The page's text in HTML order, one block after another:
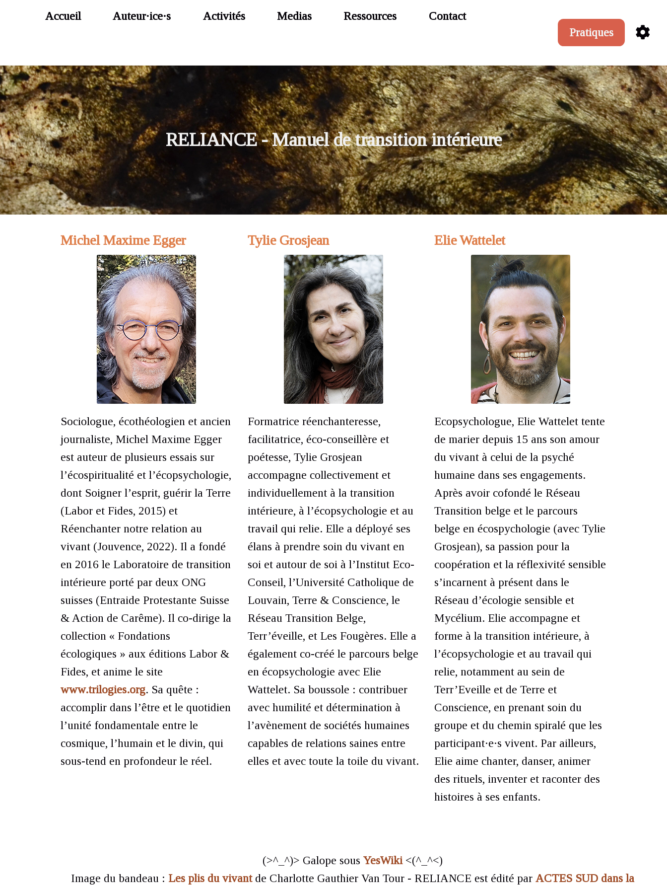
Aller au contenu principal
Accueil Auteur·ice·s Activités Medias Ressources
Contact
Pratiques
RELIANCE- Manuel de transition intérieure
Michel Maxime Egger
Sociologue, écothéologien et ancien
journaliste, Michel Maxime Egger
est auteur de plusieurs essais sur
l’écospiritualité et l’écopsychologie,
dont Soigner l’esprit, guérir la Terre
(Labor et Fides, 2015) et
Réenchanter notre relation au
vivant (Jouvence, 2022). Il a fondé
en 2016 le Laboratoire de transition
intérieure porté par deux ONG
suisses (Entraide Protestante Suisse
& Action de Carême). Il co-dirige la
collection « Fondations
écologiques » aux éditions Labor &
Fides, et anime le site
www.trilogies.org. Sa quête :
accomplir dans l’être et le quotidien
l’unité fondamentale entre le
cosmique, l’humain et le divin, qui
sous-tend en profondeur le réel.
Tylie Grosjean
Formatrice réenchanteresse,
facilitatrice, éco-conseillère et
poétesse, Tylie Grosjean
accompagne collectivement et
individuellement à la transition
intérieure, à l’écopsychologie et au
travail qui relie. Elle a déployé ses
élans à prendre soin du vivant en
soi et autour de soi à l’Institut Eco-
Conseil, l’Université Catholique de
Louvain, Terre & Conscience, le
Réseau Transition Belge,
Terr’éveille, et Les Fougères. Elle a
également co-créé le parcours belge
en écopsychologie avec Elie
Wattelet. Sa boussole : contribuer
avec humilité et détermination à
l’avènement de sociétés humaines
capables de relations saines entre
elles et avec toute la toile du vivant.
Elie Wattelet
Ecopsychologue, Elie Wattelet tente
de marier depuis 15 ans son amour
du vivant à celui de la psyché
humaine dans ses engagements.
Après avoir cofondé le Réseau
Transition belge et le parcours
belge en écospychologie (avec Tylie
Grosjean), sa passion pour la
coopération et la réflexivité sensible
s’incarnent à présent dans le
Réseau d’écologie sensible et
Mycélium. Elie accompagne et
forme à la transition intérieure, à
l’écopsychologie et au travail qui
relie, notamment au sein de
Terr’Eveille et de Terre et
Conscience, en prenant soin du
groupe et du chemin spiralé que les
participant·e·s vivent. Par ailleurs,
Elie aime chanter, danser, animer
des rituels, inventer et raconter des
histoires à ses enfants.
(>^_^)> Galope sous YesWiki<(^_^<)
Image du bandeau : Les plis du vivantde Charlotte Gauthier Van Tour - RELIANCE est édité par ACTES SUD dans la